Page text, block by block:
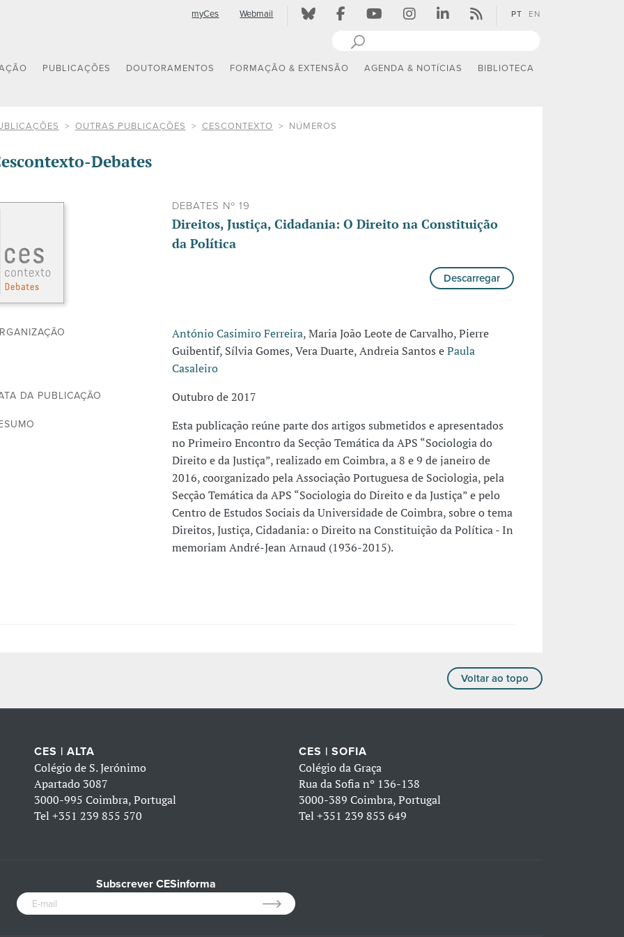
myCes Webmail PT EN
PUBLICAÇÕES DOUTORAMENTOS FORMAÇÃO & EXTENSÃO AGENDA & NOTÍCIAS BIBLIOTECA
OUTRAS PUBLICAÇÕES CESCONTEXTO NÚMEROS
Debates
DEBATES Nº 19
Direitos, Justiça, Cidadania: O Direito na Constituição
da Política
Descarregar
António Casimiro Ferreira, Maria João Leote de Carvalho, Pierre
Guibentif, Sílvia Gomes, Vera Duarte, Andreia Santos ePaula
Casaleiro
DA PUBLICAÇÃO Outubro de 2017
Esta publicação reúne parte dos artigos submetidos e apresentados
no Primeiro Encontro da Secção Temática da APS “Sociologia do
Direito e da Justiça”, realizado em Coimbra, a 8 e 9 de janeiro de
2016, coorganizado pela Associação Portuguesa de Sociologia, pela
Secção Temática da APS “Sociologia do Direito e da Justiça” e pelo
Centro de Estudos Sociais da Universidade de Coimbra, sobre o tema
Direitos, Justiça, Cidadania: o Direito na Constituição da Política - In
memoriam André-Jean Arnaud (1936-2015).
Voltar ao topo
CES | ALTA
Colégio de S. Jerónimo
Apartado 3087
3000-995 Coimbra, Portugal
Tel+351 239 855 570
CES | SOFIA
Colégio da Graça
Rua da Sofia nº 136-138
3000-389 Coimbra, Portugal
Tel +351 239 853 649
Subscrever CESinforma